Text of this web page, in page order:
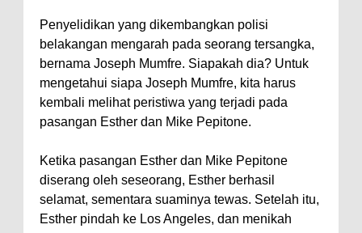
Penyelidikan yang dikembangkan polisi
belakangan mengarah pada seorang tersangka,
bernama Joseph Mumfre. Siapakah dia? Untuk
mengetahui siapa Joseph Mumfre, kita harus
kembali melihat peristiwa yang terjadi pada
pasangan Esther dan Mike Pepitone.
Ketika pasangan Esther dan Mike Pepitone
diserang oleh seseorang, Esther berhasil
selamat, sementara suaminya tewas. Setelah itu,
Esther pindah ke Los Angeles, dan menikah